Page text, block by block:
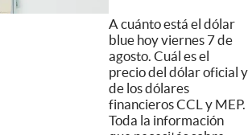
A cuánto está el dólar
blue hoy viernes 7 de
agosto. Cuál es el
precio del dólar oficial y
de los dólares
financieros CCL y MEP.
Toda la información